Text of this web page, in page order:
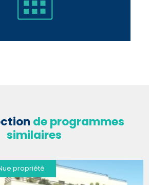
de programmes
similaires
propriété